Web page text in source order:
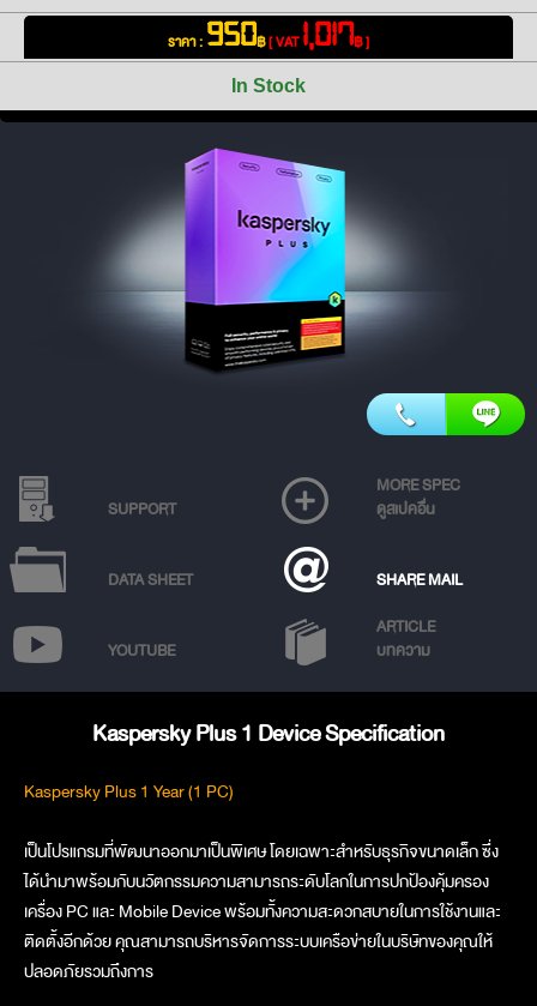
ราคา : 950฿[ VAT1,017฿ ]
In Stock
SUPPORT
MORE SPEC
ดูสเปคอื่น
DATA SHEET SHARE MAIL
YOUTUBE
ARTICLE
บทความ
Kaspersky Plus 1 Device Specification
Kaspersky Plus 1 Year (1 PC)
เป็นโปรแกรมที่พัฒนาออกมาเป็นพิเศษ โดยเฉพาะสำหรับธุรกิจขนาดเล็ก ซึ่ง
ได้นำมาพร้อมกับนวัตกรรมความสามารถระดับโลกในการปกป้องคุ้มครอง
เครื่อง PC และ Mobile Device พร้อมทั้งความสะดวกสบายในการใช้งานและ
ติดตั้งอีกด้วย คุณสามารถบริหารจัดการระบบเครือข่ายในบริษัทของคุณให้
ปลอดภัยรวมถึงการ